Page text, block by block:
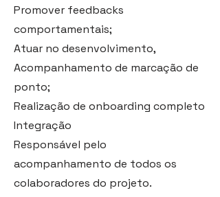
Promover feedbacks
comportamentais;
Atuar no desenvolvimento,
Acompanhamento de marcação de
ponto;
Realização de onboarding completo
Integração
Responsável pelo
acompanhamento de todos os
colaboradores do projeto.